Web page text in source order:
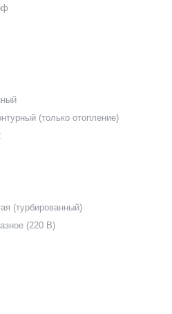
(только отопление)
(турбированный)
(220 В)